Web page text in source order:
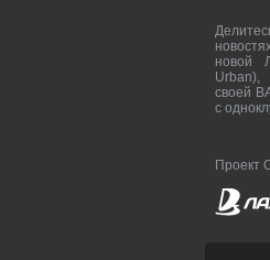
новой
своей
с
Проект